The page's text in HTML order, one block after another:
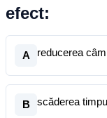
efect:
A reducerea
B scăderea